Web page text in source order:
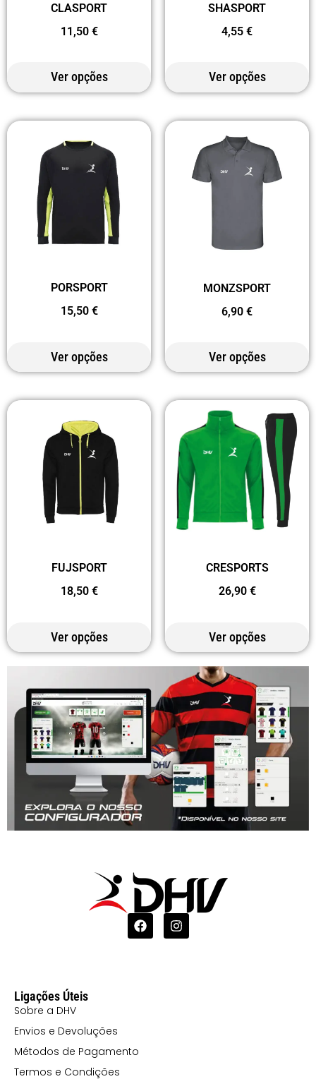
CLASPORT
11,50 €
Ver opções
SHASPORT
4,55 €
Ver opções
PORSPORT
15,50 €
Ver opções
MONZSPORT
6,90 €
Ver opções
FUJSPORT
18,50 €
Ver opções
CRESPORTS
26,90 €
Ver opções
Ligações Úteis
Sobre a DHV
Envios e Devoluções
Métodos de Pagamento
Termos e Condições